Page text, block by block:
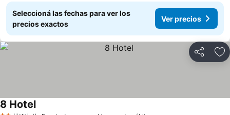
Seleccioná las fechas para ver los
precios exactos
Ver precios
Compartir
8 Hotel